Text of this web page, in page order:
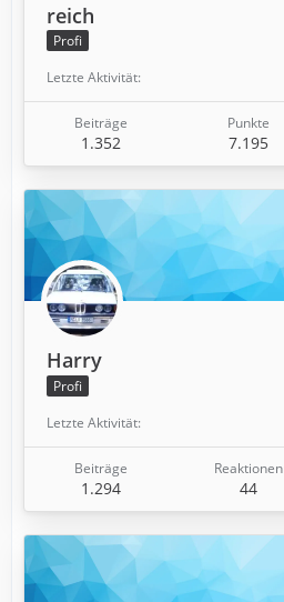
reich
Profi
Letzte Aktivität
Beiträge
1.352
Punkte
7.195
Harry
Profi
Letzte Aktivität
Beiträge
1.294
Reaktionen
44